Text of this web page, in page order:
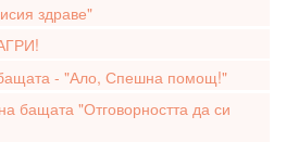
здраве"
- "Ало, Спешна помощ!"
бащата "Отговорността да си